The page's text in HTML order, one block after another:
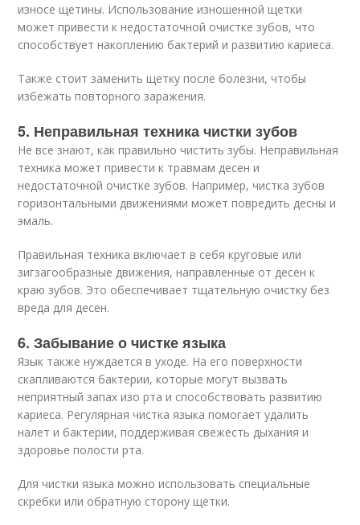
износе щетины. Использование изношенной щетки
может привести к недостаточной очистке зубов, что
способствует накоплению бактерий и развитию кариеса.
Также стоит заменить щетку после болезни, чтобы
избежать повторного заражения.
5. Неправильная техника чистки зубов
Не все знают, как правильно чистить зубы. Неправильная
техника может привести к травмам десен и
недостаточной очистке зубов. Например, чистка зубов
горизонтальными движениями может повредить десны и
эмаль.
Правильная техника включает в себя круговые или
зигзагообразные движения, направленные от десен к
краю зубов. Это обеспечивает тщательную очистку без
вреда для десен.
6. Забывание о чистке языка
Язык также нуждается в уходе. На его поверхности
скапливаются бактерии, которые могут вызвать
неприятный запах изо рта и способствовать развитию
кариеса. Регулярная чистка языка помогает удалить
налет и бактерии, поддерживая свежесть дыхания и
здоровье полости рта.
Для чистки языка можно использовать специальные
скребки или обратную сторону щетки.